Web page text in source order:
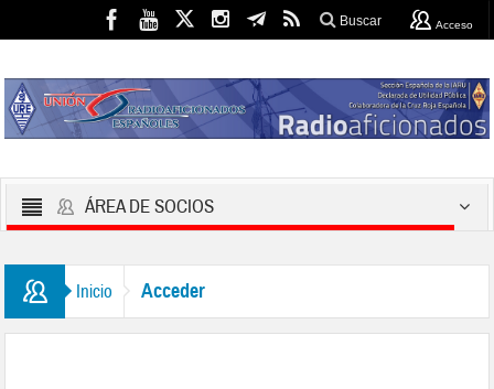
Buscar Acceso
ÁREA DE SOCIOS
Inicio Acceder